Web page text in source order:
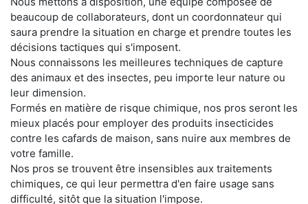
beaucoup de collaborateurs, dont un coordonnateur qui
saura prendre la situation en charge et prendre toutes les
décisions tactiques qui s'imposent.
Nous connaissons les meilleures techniques de capture
des animaux et des insectes, peu importe leur nature ou
leur dimension.
Formés en matière de risque chimique, nos pros seront les
mieux placés pour employer des produits insecticides
contre les cafards de maison, sans nuire aux membres de
votre famille.
Nos pros se trouvent être insensibles aux traitements
chimiques, ce qui leur permettra d'en faire usage sans
difficulté, sitôt que la situation l'impose.